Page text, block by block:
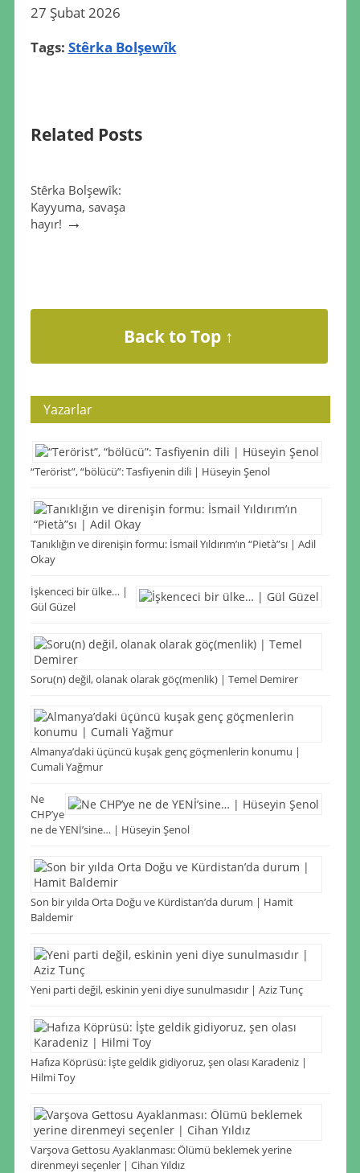
27 Şubat 2026
Tags: Stêrka Bolşewîk
Related Posts
Stêrka Bolşewîk:
Kayyuma, savaşa
hayır! →
Back to Top ↑
Yazarlar
“Terörist”, “bölücü”: Tasfiyenin dili | Hüseyin Şenol
Tanıklığın ve direnişin formu: İsmail Yıldırım’ın “Pietà”sı | Adil
Okay
İşkenceci bir ülke… |
Gül Güzel
Soru(n) değil, olanak olarak göç(menlik) | Temel Demirer
Almanya’daki üçüncü kuşak genç göçmenlerin konumu |
Cumali Yağmur
Ne
CHP’ye
ne de YENİ’sine… | Hüseyin Şenol
Son bir yılda Orta Doğu ve Kürdistan’da durum | Hamit
Baldemir
Yeni parti değil, eskinin yeni diye sunulmasıdır | Aziz Tunç
Hafıza Köprüsü: İşte geldik gidiyoruz, şen olası Karadeniz |
Hilmi Toy
Varşova Gettosu Ayaklanması: Ölümü beklemek yerine
direnmeyi seçenler | Cihan Yıldız